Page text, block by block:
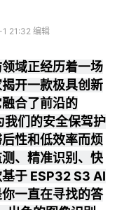
21:32 编辑
域正经历着一场
开一款极具创新
合了前沿的
们的安全保驾护
性和低效率而烦
、精准识别、快
于 ESP32 S3 AI
一直在寻找的答